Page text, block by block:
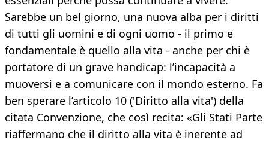
Sarebbe un bel giorno, una nuova alba per i diritti
di tutti gli uomini e di ogni uomo - il primo e
fondamentale è quello alla vita - anche per chi è
portatore di un grave handicap: l’incapacità a
muoversi e a comunicare con il mondo esterno. Fa
ben sperare l’articolo 10 ('Diritto alla vita') della
citata Convenzione, che così recita: «Gli Stati Parte
riaffermano che il diritto alla vita è inerente ad